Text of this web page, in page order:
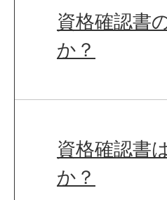
資格確認書
か？
資格確認書
か？